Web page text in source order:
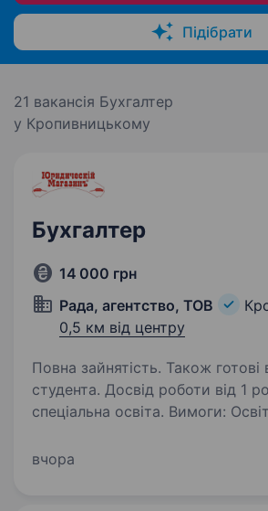
Підібрати
21 вакансія Бухгалтер
у Кропивницькому
Бухгалтер
14 000 грн
Рада, агентство, ТОВ
0,5 км від центру
Повна зайнятість. Також готові
студента. Досвід роботи від 1
спеціальна освіта. Вимоги: Освіта: середня
оподаткування» (чи суміжних
вчора